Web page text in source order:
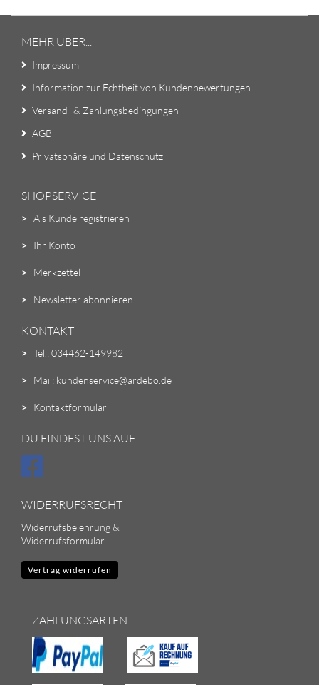
MEHR ÜBER...
Impressum
Information zur Echtheit von Kundenbewertungen
Versand- & Zahlungsbedingungen
AGB
Privatsphäre und Datenschutz
SHOPSERVICE
> Als Kunde registrieren
> Ihr Konto
> Merkzettel
> Newsletter abonnieren
KONTAKT
> Tel.: 034462-149982
> Mail: kundenservice@ardebo.de
> Kontaktformular
DU FINDEST UNS AUF
WIDERRUFSRECHT
Widerrufsbelehrung &
Widerrufsformular
Vertrag widerrufen
ZAHLUNGSARTEN